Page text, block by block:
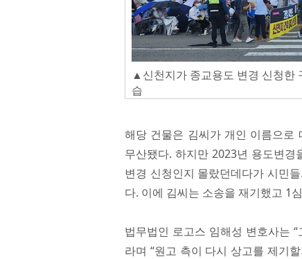
▲신천지가 종교용도 변경 신청한
습
해당 건물은 김씨가 개인 이름으로
무산됐다. 하지만 2023년 용도변
변경 신청인지 몰랐던데다가 시민
다. 이에 김씨는 소송을 재기했고 1
법무법인 로고스 임해성 변호사는
라며 “원고 측이 다시 상고를 제기